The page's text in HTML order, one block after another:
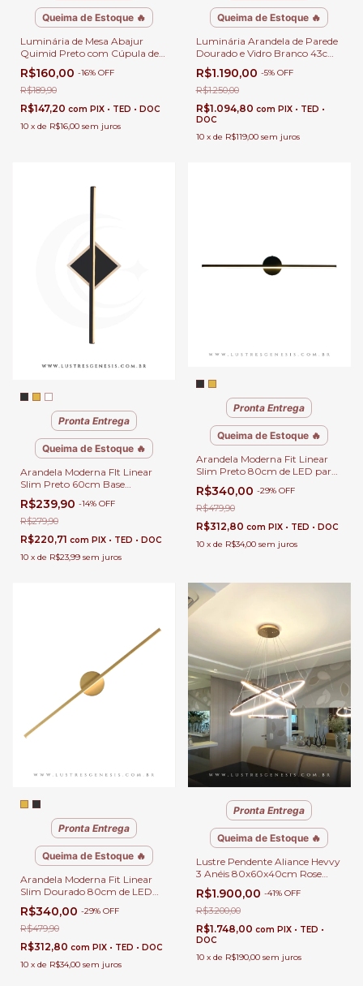
Queima de Estoque 🔥
Luminária de Mesa Abajur
Quimid Preto com Cúpula de
Tecido Preto Para Leitura,
Quartos, Escritório e
Escrivaninhas
R$160,00 -16% OFF
R$189,90
R$147,20 com PIX • TED • DOC
10 x de R$16,00 sem juros
Queima de Estoque 🔥
Luminária Arandela de Parede
Dourado e Vidro Branco 43cm
Lilly 5x G9 para Corredor,
Quartos e Lavabos
R$1.190,00 -5% OFF
R$1.250,00
R$1.094,80 com PIX • TED •
DOC
10 x de R$119,00 sem juros
Pronta Entrega
Queima de Estoque 🔥
Arandela Moderna FIt Linear
Slim Preto 60cm Base
Quadrada de LED para
Quarto, Cabeceira de Cama,
Lavabo e Corredor
R$239,90 -14% OFF
R$279,90
R$220,71 com PIX • TED • DOC
10 x de R$23,99 sem juros
Pronta Entrega
Queima de Estoque 🔥
Arandela Moderna Fit Linear
Slim Preto 80cm de LED para
Quarto, Cabeceira de Cama,
Lavabo, Corredor e Escritórios
R$340,00 -29% OFF
R$479,90
R$312,80 com PIX • TED • DOC
10 x de R$34,00 sem juros
Pronta Entrega
Queima de Estoque 🔥
Arandela Moderna Fit Linear
Slim Dourado 80cm de LED
para Quarto, Cabeceira de
Cama, Lavabo, Corredor e
Escritórios
R$340,00 -29% OFF
R$479,90
R$312,80 com PIX • TED • DOC
10 x de R$34,00 sem juros
Pronta Entrega
Queima de Estoque 🔥
Lustre Pendente Aliance Hevvy
3 Anéis 80x60x40cm Rose
Gold para Sala de Jantar e Sala
de Estar
R$1.900,00 -41% OFF
R$3.200,00
R$1.748,00 com PIX • TED •
DOC
10 x de R$190,00 sem juros